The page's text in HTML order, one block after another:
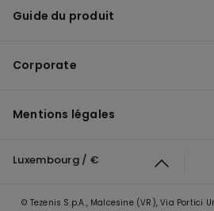
Guide du produit
Corporate
Mentions légales
Luxembourg / €
© Tezenis S.p.A., Malcesine (VR), Via Portici